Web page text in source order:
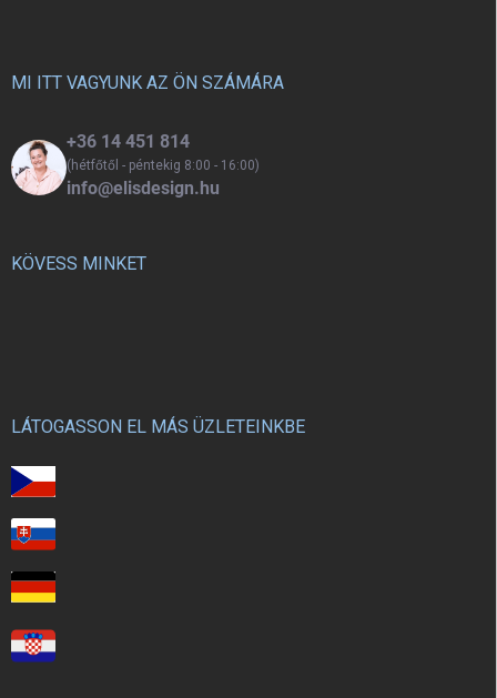
MI ITT VAGYUNK AZ ÖN SZÁMÁRA
+36 14 451 814
(hétfőtől - péntekig 8:00 - 16:00)
info@elisdesign.hu
KÖVESS MINKET
LÁTOGASSON EL MÁS ÜZLETEINKBE